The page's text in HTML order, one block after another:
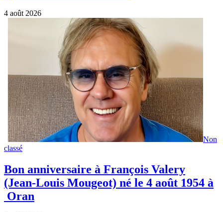
4 août 2026
Non
classé
Bon anniversaire à François Valery
(Jean-Louis Mougeot) né le 4 août 1954 à
Oran